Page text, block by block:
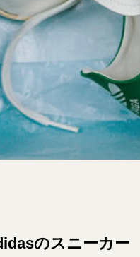
のスニーカー